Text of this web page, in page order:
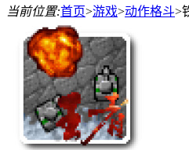
当前位置:首页>游戏>动作格斗>